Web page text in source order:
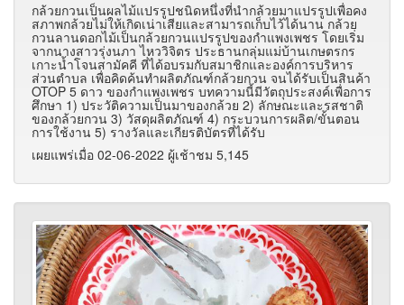
กล้วยกวนเป็นผลไม้แปรรูปชนิดหนึ่งที่นำกล้วยมาแปรรูปเพื่อคง
สภาพกล้วยไม่ให้เกิดเน่าเสียและสามารถเก็บไว้ได้นาน กล้วย
กวนลานดอกไม้เป็นกล้วยกวนแปรรูปของกำแพงเพชร โดยเริ่ม
จากนางสาวรุ่งนภา ไหววิจิตร ประธานกลุ่มแม่บ้านเกษตรกร
เกาะน้ำโจนสามัคคี ที่ได้อบรมกับสมาชิกและองค์การบริหาร
ส่วนตำบล เพื่อคิดค้นทำผลิตภัณฑ์กล้วยกวน จนได้รับเป็นสินค้า
OTOP 5 ดาว ของกำแพงเพชร บทความนี้มีวัตถุประสงค์เพื่อการ
ศึกษา 1) ประวัติความเป็นมาของกล้วย 2) ลักษณะและรสชาติ
ของกล้วยกวน 3) วัสดุผลิตภัณฑ์ 4) กระบวนการผลิต/ขั้นตอน
การใช้งาน 5) รางวัลและเกียรติบัตรที่ได้รับ
เผยแพร่เมื่อ 02-06-2022 ผู้เช้าชม 5,145